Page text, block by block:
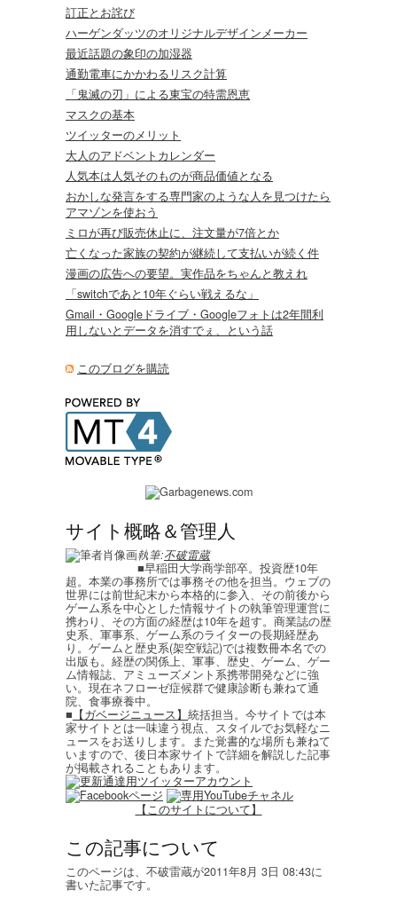
訂正とお詫び
ハーゲンダッツのオリジナルデザインメーカー
最近話題の象印の加湿器
通勤電車にかかわるリスク計算
「鬼滅の刃」による東宝の特需恩恵
マスクの基本
ツイッターのメリット
大人のアドベントカレンダー
人気本は人気そのものが商品価値となる
おかしな発言をする専門家のような人を見つけたら
アマゾンを使おう
ミロが再び販売休止に、注文量が7倍とか
亡くなった家族の契約が継続して支払いが続く件
漫画の広告への要望。実作品をちゃんと教えれ
「switchであと10年ぐらい戦えるな」
Gmail・Googleドライブ・Googleフォトは2年間利
用しないとデータを消すでぇ、という話
このブログを購読
サイト概略＆管理人
執筆:不破雷蔵
■早稲田大学商学部卒。投資歴10年
超。本業の事務所では事務その他を担当。ウェブの
世界には前世紀末から本格的に参入、その前後から
ゲーム系を中心とした情報サイトの執筆管理運営に
携わり、その方面の経歴は10年を超す。商業誌の歴
史系、軍事系、ゲーム系のライターの長期経歴あ
り。ゲームと歴史系(架空戦記)では複数冊本名での
出版も。経歴の関係上、軍事、歴史、ゲーム、ゲー
ム情報誌、アミューズメント系携帯開発などに強
い。現在ネフローゼ症候群で健康診断も兼ねて通
院、食事療養中。
■ 【ガベージニュース】 統括担当。今サイトでは本
家サイトとは一味違う視点、スタイルでお気軽なニ
ュースをお送りします。また覚書的な場所も兼ねて
いますので、後日本家サイトで詳細を解説した記事
が掲載されることもあります。
【このサイトについて】
この記事について
このページは、不破雷蔵が2011年8月 3日 08:43に
書いた記事です。